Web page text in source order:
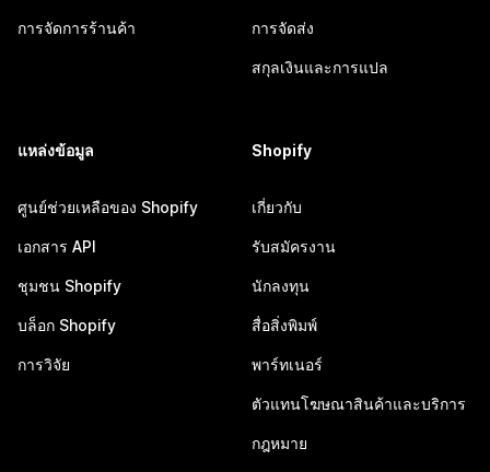
การจัดการร้านค้า การจัดส่ง
สกุลเงินและการแปล
แหล่งข้อมูล
ศูนย์ช่วยเหลือของ Shopify
เอกสาร API
ชุมชน Shopify
บล็อก Shopify
การวิจัย
Shopify
เกี่ยวกับ
รับสมัครงาน
นักลงทุน
สื่อสิ่งพิมพ์
พาร์ทเนอร์
ตัวแทนโฆษณาสินค้าและบริการ
กฎหมาย